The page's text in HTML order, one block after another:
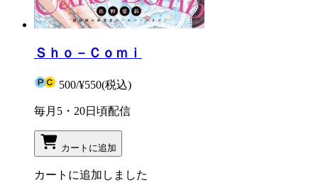
Ｓｈｏ－Ｃｏｍｉ
500/¥550(税込)
毎月5・20日頃配信
カートに追加
カートに追加しました